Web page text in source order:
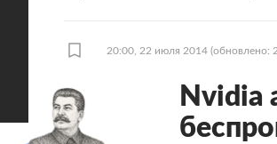
20:00, 22 июля 2014 (обновлено:
Nvidia